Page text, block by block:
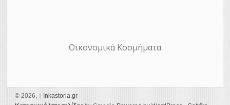
Οικονομικά Κοσμήματα
© 2026, ↑ Ιnkastoria.gr